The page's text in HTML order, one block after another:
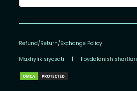
Refund/Return/Exchange Policy
Maxfiylik siyosati | Foydalanish shartlari